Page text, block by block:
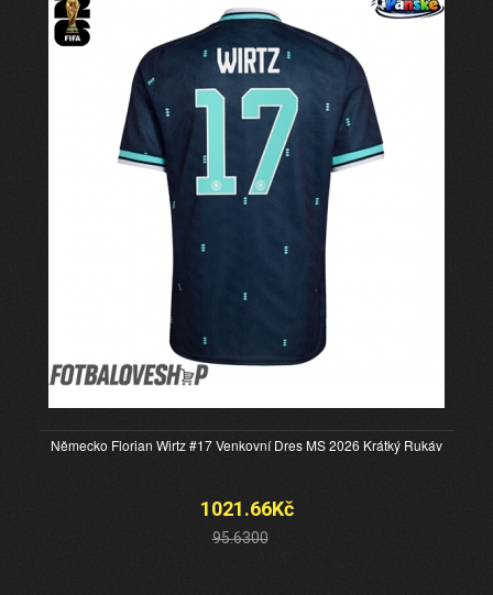
Německo Florian Wirtz #17 Venkovní Dres MS 2026 Krátký Rukáv
1021.66Kč
95.6300